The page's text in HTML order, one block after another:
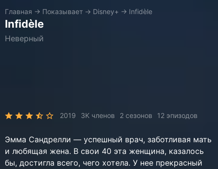
Главная → Показывает → Disney+ → Infidèle
Infidèle
Неверный
2019 3K членов 2 сезонов 12 эпизодов
Эмма Сандрелли — успешный врач, заботливая мать
и любящая жена. В свои 40 эта женщина, казалось
бы, достигла всего, чего хотела. У нее прекрасный